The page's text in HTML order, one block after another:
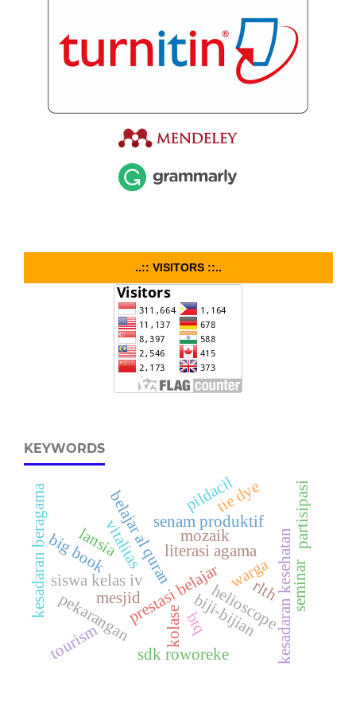
..:: VISITORS ::..
KEYWORDS
helioscope
prestasi belajar
belajar al quranliterasi agama
kolase biji-bijian
mozaik
senam produktif
vitalitas
siswa kelas iv
pekarangan
sdk roworeke
wargakesadaran kesehatan
lansia partisipasi
mesjid
pildacil
big book
kesadaran beragama
btq
rlth seminar
tie dye
tourism